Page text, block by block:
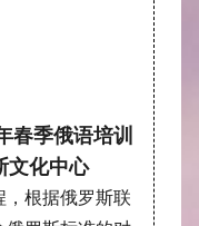
春季俄语培训
文化中心
根据俄罗斯联